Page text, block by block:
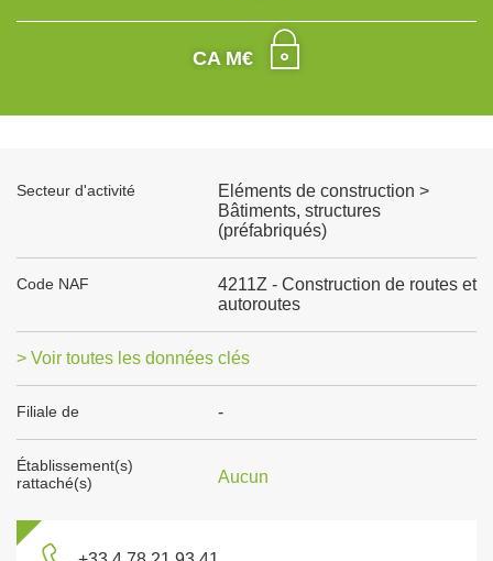
CA M€
Secteur d'activité
Eléments de construction >
Bâtiments, structures
(préfabriqués)
Code NAF
4211Z - Construction de routes et
autoroutes
> Voir toutes les données clés
Filiale de -
Établissement(s)
rattaché(s)
Aucun